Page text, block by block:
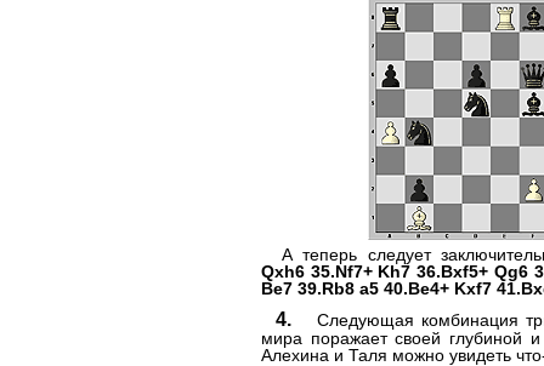
А теперь следует
Qxh6 35.Nf7+ Kh7 36.Bxf5+ Qg6
Be7 39.Rb8 a5 40.Be4+ Kxf7
4.
Следующая комбинация
мира поражает своей глубиной
Алехина и Таля можно увидеть